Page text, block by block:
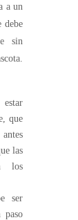
a un
debe
sin
que
las
los
ser
paso